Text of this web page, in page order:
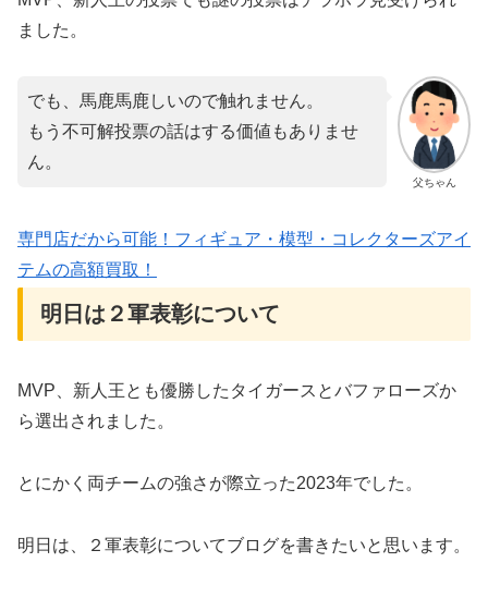
ました。
父ちゃん
でも、馬鹿馬鹿しいので触れません。
もう不可解投票の話はする価値もありませ
ん。
専門店だから可能！フィギュア・模型・コレクターズアイ
テムの高額買取！
明日は２軍表彰について
MVP、新人王とも優勝したタイガースとバファローズか
ら選出されました。
とにかく両チームの強さが際立った2023年でした。
明日は、２軍表彰についてブログを書きたいと思います。